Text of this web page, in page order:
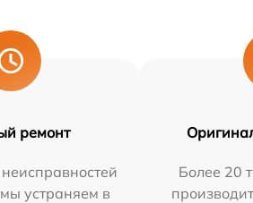
ремонт
устраняем в
Более 20